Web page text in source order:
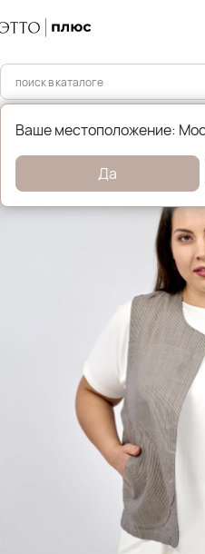
Главная Жилеты
Ваше местоположение:
Да